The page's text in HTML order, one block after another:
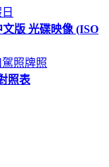
版 光碟映像 (ISO
照牌照
照表